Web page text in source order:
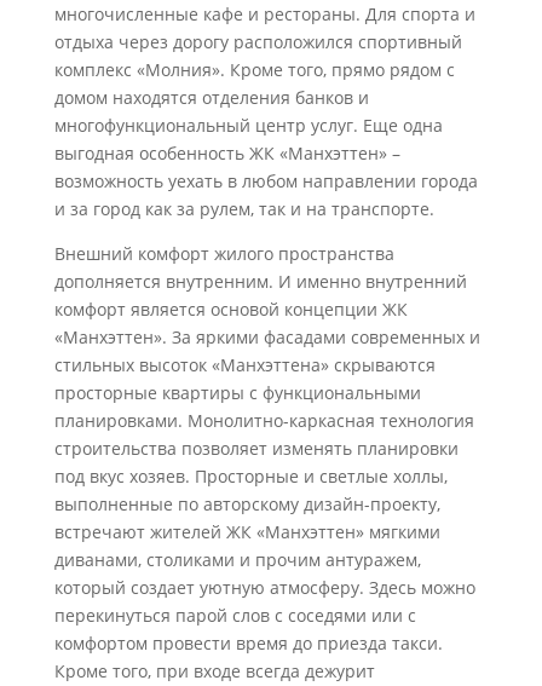
многочисленные кафе и рестораны. Для спорта и
отдыха через дорогу расположился спортивный
комплекс «Молния». Кроме того, прямо рядом с
домом находятся отделения банков и
многофункциональный центр услуг. Еще одна
выгодная особенность ЖК «Манхэттен» –
возможность уехать в любом направлении города
и за город как за рулем, так и на транспорте.
Внешний комфорт жилого пространства
дополняется внутренним. И именно внутренний
комфорт является основой концепции ЖК
«Манхэттен». За яркими фасадами современных и
стильных высоток «Манхэттена» скрываются
просторные квартиры с функциональными
планировками. Монолитно-каркасная технология
строительства позволяет изменять планировки
под вкус хозяев. Просторные и светлые холлы,
выполненные по авторскому дизайн-проекту,
встречают жителей ЖК «Манхэттен» мягкими
диванами, столиками и прочим антуражем,
который создает уютную атмосферу. Здесь можно
перекинуться парой слов с соседями или с
комфортом провести время до приезда такси.
Кроме того, при входе всегда дежурит